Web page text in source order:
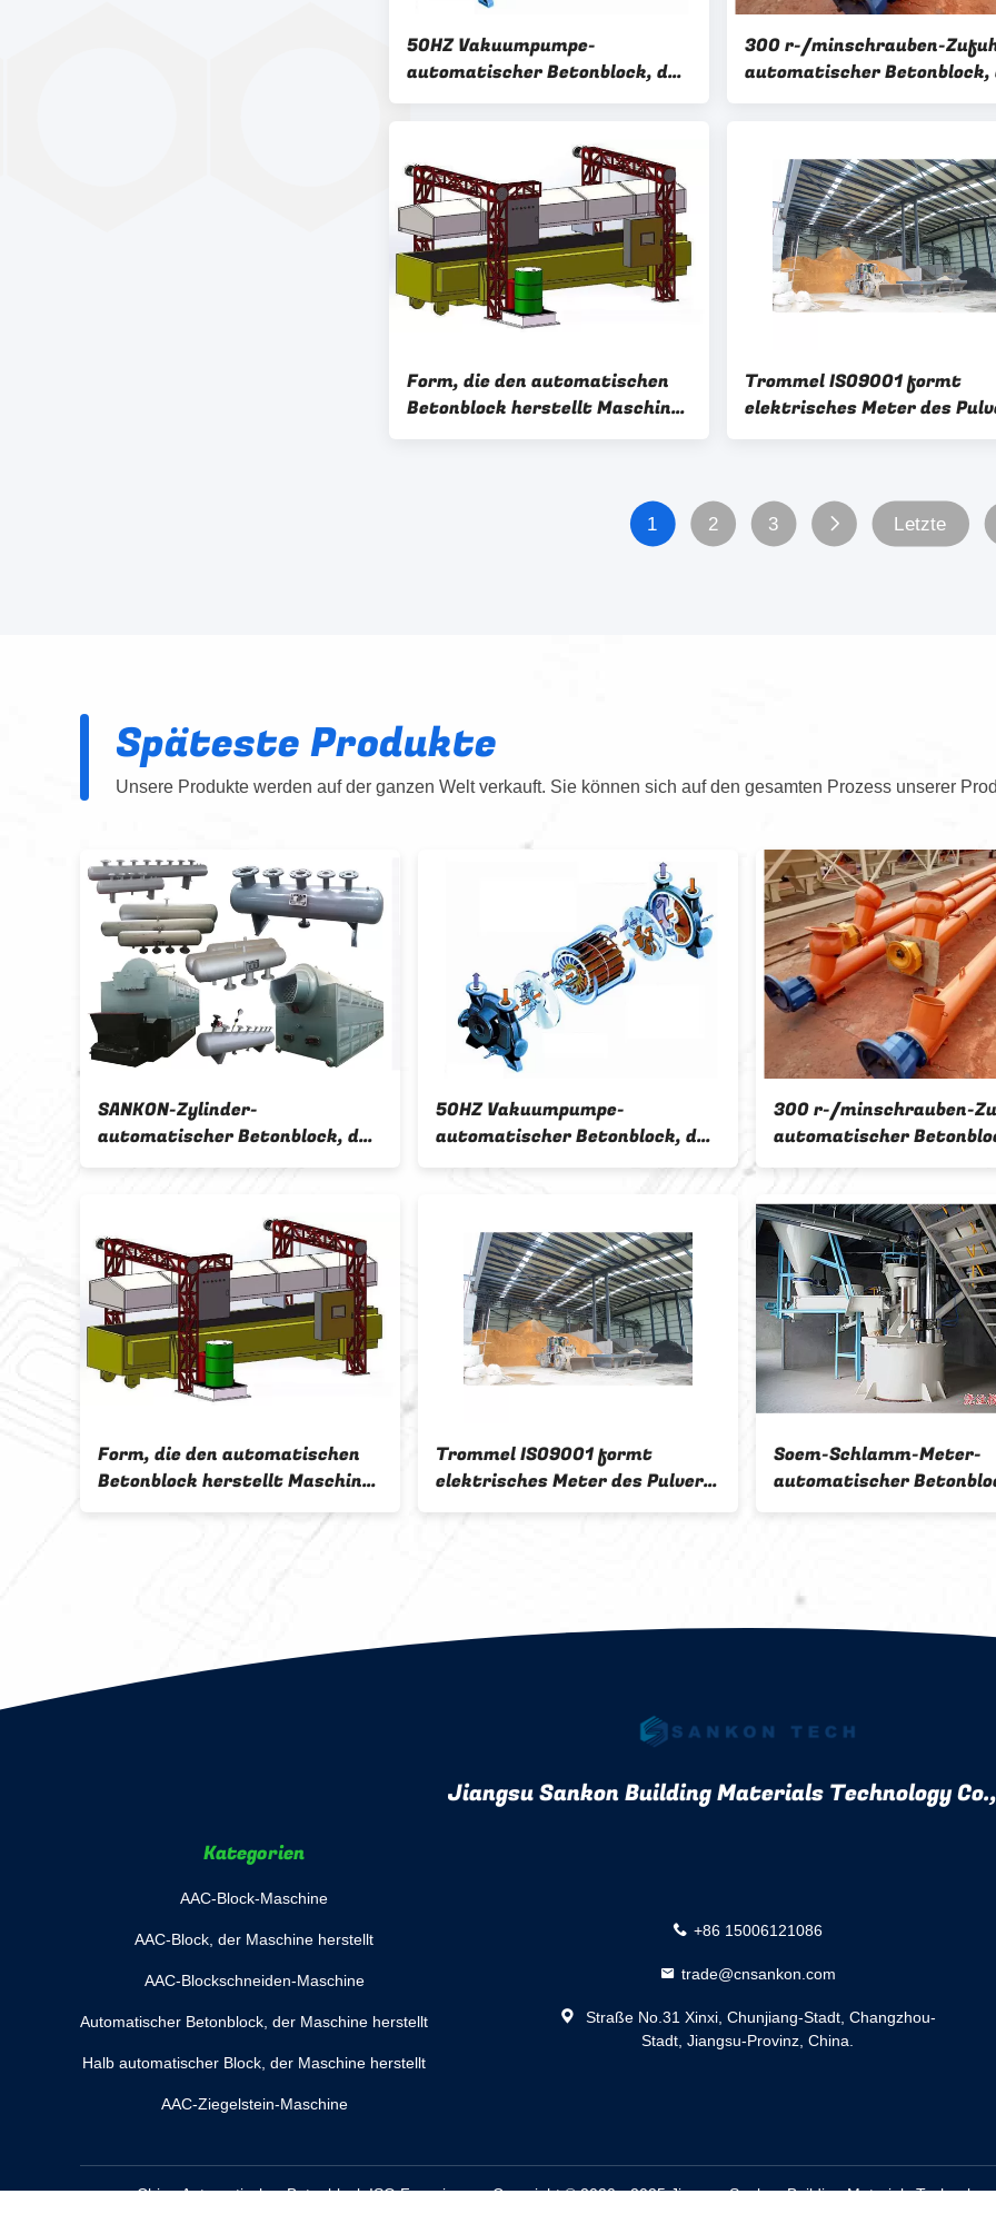
50HZ Vakuumpumpe-
automatischer Betonblock, der
Maschine herstellt
300 r-/minschrauben-
automatischer Betonblock,
Maschine herstellt
Form, die den automatischen
Betonblock herstellt Maschine
ölt
Trommel ISO9001 formt
elektrisches Meter des
2.2m3
1 2 3 Letzte
Späteste Produkte
Unsere Produkte werden auf der ganzen Welt verkauft. Sie können sich auf den gesamten Prozess unserer
50HZ Vakuumpumpe-
automatischer Betonblock, der
Maschine herstellt
300 r-/minschrauben-Zufuhr-
automatischer Betonblock, der
Maschine herstellt
modularer 2200W
Bandförderer für AAC-
Fertigungsstraße
Trommel ISO9001 formt
elektrisches Meter des Pulver-
Soem-Schlamm-Meter-
automatischer Betonblock, der
Maschine herstellt
Linie sechs Würfel
Schlamm-Mischer
AAC
Jiangsu Sankon Building Materials Technology
Kategorien
AAC-Block-Maschine
AAC-Block, der Maschine herstellt
AAC-Blockschneiden-Maschine
Automatischer Betonblock, der Maschine herstellt
Halb automatischer Block, der Maschine herstellt
AAC-Ziegelstein-Maschine
+86 15006121086
trade@cnsankon.com
Straße No.31 Xinxi, Chunjiang-Stadt, Changzhou-
Stadt, Jiangsu-Provinz, China.
China Automatischer Betonblock ISOFournisseur. Copyright © 2020 - 2025 Jiangsu Sankon Building Materials